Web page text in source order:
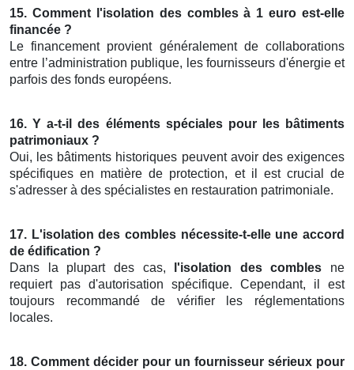
15. Comment l'isolation des combles à 1 euro est-elle
financée ?
Le financement provient généralement de collaborations
entre l’administration publique, les fournisseurs d'énergie et
parfois des fonds européens.
16. Y a-t-il des éléments spéciales pour les bâtiments
patrimoniaux ?
Oui, les bâtiments historiques peuvent avoir des exigences
spécifiques en matière de protection, et il est crucial de
s'adresser à des spécialistes en restauration patrimoniale.
17. L'isolation des combles nécessite-t-elle une accord
de édification ?
Dans la plupart des cas,
l'isolation des combles ne
requiert pas d'autorisation spécifique. Cependant, il est
toujours recommandé de vérifier les réglementations
locales.
18. Comment décider pour un fournisseur sérieux pour